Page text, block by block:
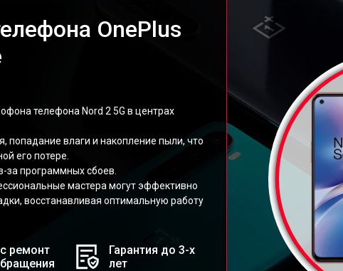
OnePlus
телефона Nord 2 5G в центрах
попадание влаги и накопление пыли, что
его потере.
программных сбоев.
мастера могут эффективно
восстанавливая оптимальную работу
ремонт
Гарантия до 3-х
лет